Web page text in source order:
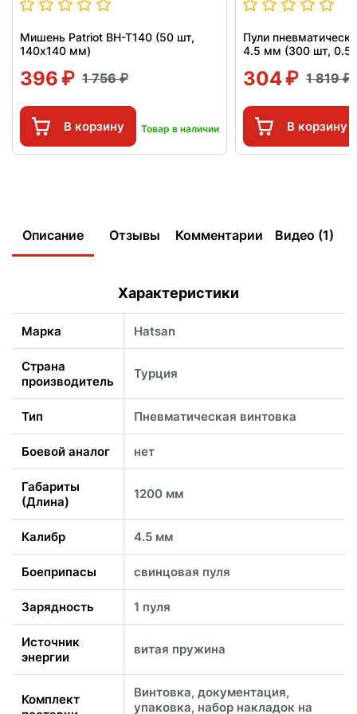
Мишень Patriot BH-T140 (50 шт,
140x140 мм)
396 1 756
В корзину Товар в наличии
Пули
4.5 мм (300 шт,
304 1 819
В корзину
Описание Отзывы Комментарии Видео (1)
Характеристики
Марка Hatsan
Страна
производитель
Турция
Тип Пневматическая винтовка
Боевой аналог нет
Габариты
(Длина)
1200 мм
Калибр 4.5 мм
Боеприпасы свинцовая пуля
Зарядность 1 пуля
Источник
энергии
витая пружина
Комплект
Винтовка, документация,
упаковка, набор накладок на